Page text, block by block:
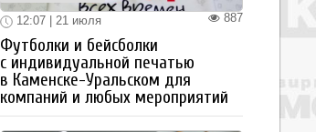
887
12:07 | 21 июля
Футболки и бейсболки
с индивидуальной печатью
в Каменске-Уральском для
компаний и любых мероприятий